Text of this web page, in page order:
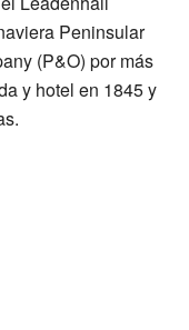
Peninsular
(P&O) por más
y hotel en 1845 y